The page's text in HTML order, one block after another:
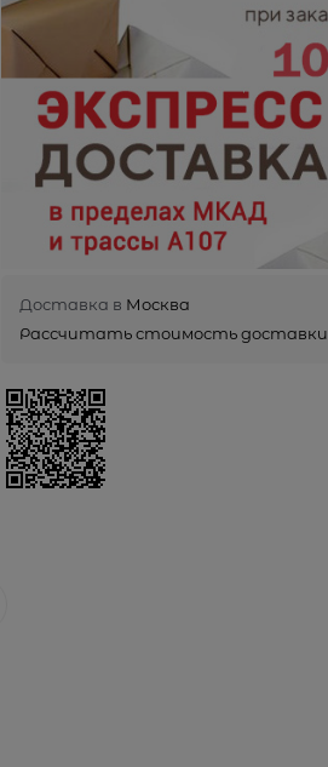
Доставка в Москва
Рассчитать стоимость доставки